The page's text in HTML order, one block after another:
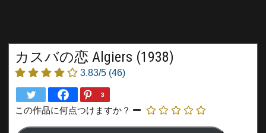
カスバの恋 Algiers (1938)
3.83/5 (46)
3
この作品に何点つけますか？